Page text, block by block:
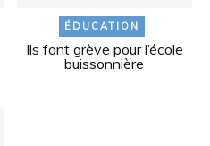
ÉDUCATION
Ils font grève pour l’école
buissonnière